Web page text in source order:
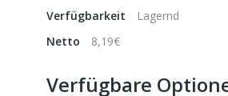
Verfügbarkeit
Lagernd
Netto
8,19€
Verfügbare